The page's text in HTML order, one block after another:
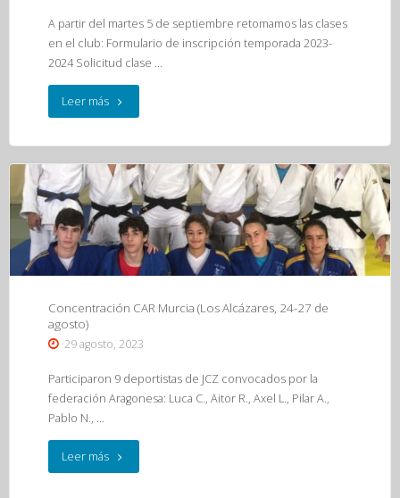
A partir del martes 5 de septiembre retomamos las clases
en el club: Formulario de inscripción temporada 2023-
2024 Solicitud clase …
Leer más"Comenzamos
2023-
2024"
Concentración CAR Murcia (Los Alcázares, 24-27 de
agosto)
29 agosto, 2023
Participaron 9 deportistas de JCZ convocados por la
federación Aragonesa: Luca C., Aitor R., Axel L., Pilar A.,
Pablo N., …
Leer más"Concentración